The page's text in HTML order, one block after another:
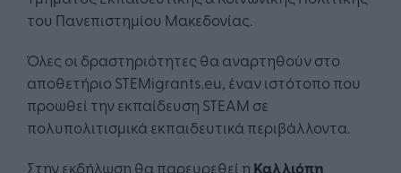
του Πανεπιστημίου Μακεδονίας.
Όλες οι δραστηριότητες θα αναρτηθούν στο
αποθετήριο STEMigrants.eu, έναν ιστότοπο που
προωθεί την εκπαίδευση STEAM σε
πολυπολιτισμικά εκπαιδευτικά περιβάλλοντα.
Στην εκδήλωση θα παρευρεθεί η Καλλιόπη